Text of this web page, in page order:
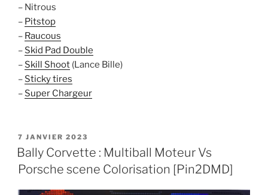
– Nitrous
– Pitstop
– Raucous
– Skid Pad Double
– Skill Shoot (Lance Bille)
– Sticky tires
– Super Chargeur
PUBLIÉ
LE
7 JANVIER 2023
Bally Corvette : Multiball Moteur Vs
Porsche scene Colorisation [Pin2DMD]